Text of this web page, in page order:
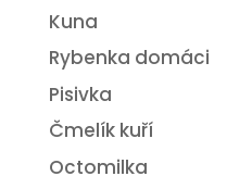
Kuna
Rybenka domáci
Pisivka
Čmelík kuří
Octomilka